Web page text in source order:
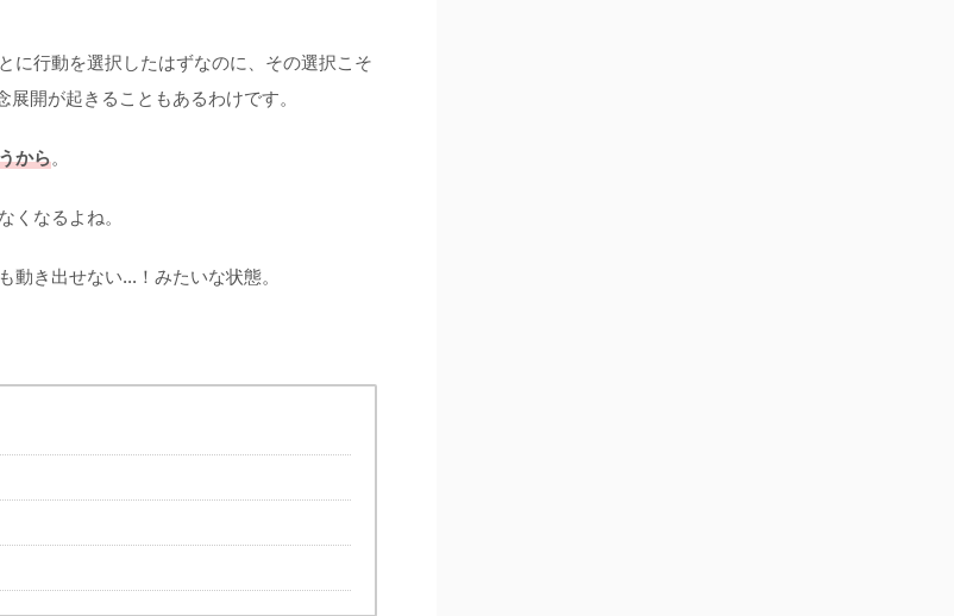
に行動を選択したはずなのに、その選択こそ
開が起きることもあるわけです。
から。
くなるよね。
動き出せない…！みたいな状態。